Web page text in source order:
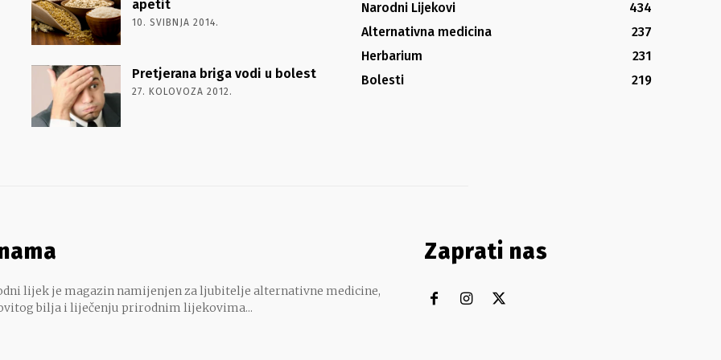
apetit
10. SVIBNJA 2014.
Pretjerana briga vodi u bolest
27. KOLOVOZA 2012.
Narodni Lijekovi
434
Alternativna medicina
237
Herbarium
231
Bolesti
219
lijek je magazin namijenjen za ljubitelje alternativne medicine,
bilja i liječenju prirodnim lijekovima...
Zaprati nas